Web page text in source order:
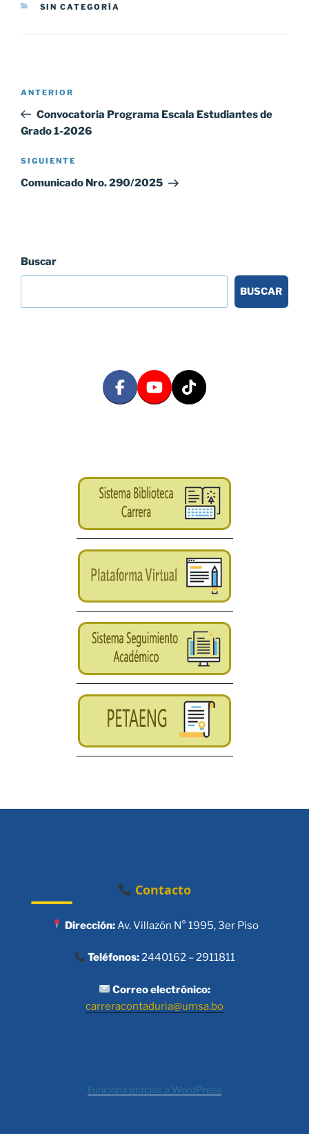
CATEGORÍAS
SIN CATEGORÍA
Navegación
entradas
Entrada
anterior:
ANTERIOR
Convocatoria Programa Escala Estudiantes de
Grado 1-2026
Siguiente
entrada
SIGUIENTE
Comunicado Nro. 290/2025
Buscar
BUSCAR
Contacto
Dirección:Av. Villazón N° 1995, 3er Piso
Teléfonos:2440162 – 2911811
Correo electrónico:
carreracontaduria@umsa.bo
Funciona gracias a WordPress